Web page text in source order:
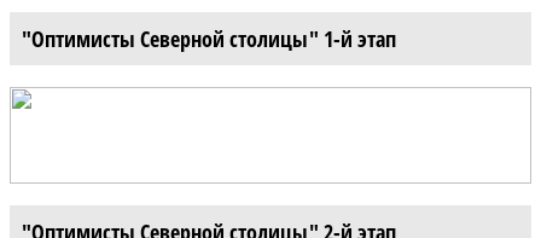
"Оптимисты Северной столицы" 1-й этап